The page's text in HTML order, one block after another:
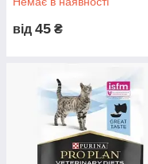
85 г
від 45 ₴